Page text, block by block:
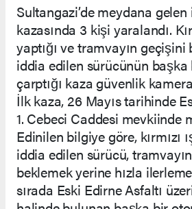
Sultangazi’de meydana
kazasında 3 kişi yaralandı.
yaptığı ve tramvayın
iddia edilen sürücünün
çarptığı kaza güvenlik
İlk kaza, 26 Mayıs tarihinde
1. Cebeci Caddesi mevkiinde
Edinilen bilgiye göre, kırmızı
iddia edilen sürücü,
beklemek yerine hızla
sırada Eski Edirne Asfaltı